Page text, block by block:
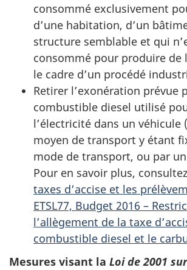
consommé exclusivement
d’une habitation, d’un
structure semblable et qui
consommé pour produire de
le cadre d’un procédé
Retirer l’exonération prévue
combustible diesel utilisé
l’électricité dans un véhicule
moyen de transport y étant
mode de transport, ou par
Pour en savoir plus, consultez
taxes d’accise et les
ETSL77, Budget 2016 –
l’allègement de la taxe
combustible diesel et le
Mesures visant la Loi de 2001